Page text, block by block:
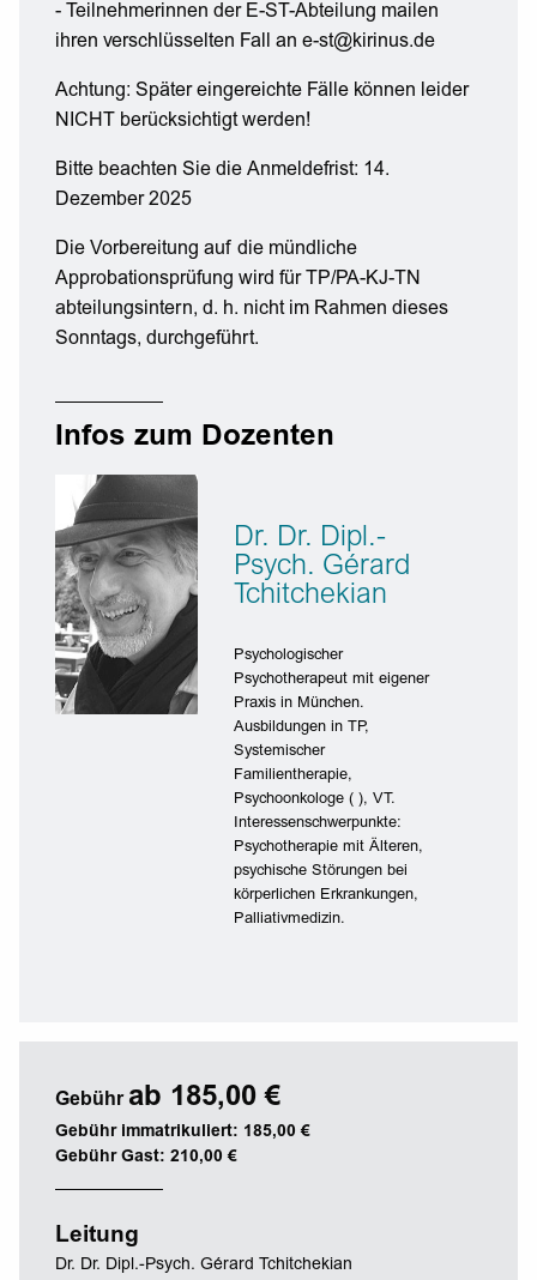
- Teilnehmerinnen der E-ST-Abteilung mailen
ihren verschlüsselten Fall an e-st@kirinus.de
Achtung: Später eingereichte Fälle können leider
NICHT berücksichtigt werden!
Bitte beachten Sie die Anmeldefrist: 14.
Dezember 2025
Die Vorbereitung auf die mündliche
Approbationsprüfung wird für TP/PA-KJ-TN
abteilungsintern, d. h. nicht im Rahmen dieses
Sonntags, durchgeführt.
Infos zum Dozenten
Dr. Dr. Dipl.-
Psych. Gérard
Tchitchekian
Psychologischer
Psychotherapeut mit eigener
Praxis in München.
Ausbildungen in TP,
Systemischer
Familientherapie,
Psychoonkologe ( ), VT.
Interessenschwerpunkte:
Psychotherapie mit Älteren,
psychische Störungen bei
körperlichen Erkrankungen,
Palliativmedizin.
Gebühr ab 185,00 €
Gebühr immatrikuliert: 185,00 €
Gebühr Gast: 210,00 €
Leitung
Dr. Dr. Dipl.-Psych. Gérard Tchitchekian